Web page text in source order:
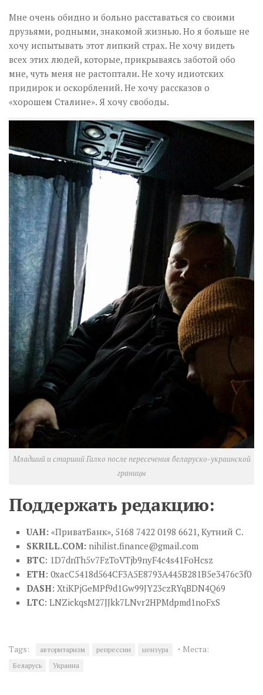
Мне очень обидно и больно расставаться со своими
друзьями, родными, знакомой жизнью. Но я больше не
хочу испытывать этот липкий страх. Не хочу видеть
всех этих людей, которые, прикрываясь заботой обо
мне, чуть меня не растоптали. Не хочу идиотских
придирок и оскорблений. Не хочу рассказов о
«хорошем Сталине». Я хочу свободы.
Младший и старший Галко после пересечения беларуско-украинской
границы
Поддержать редакцию:
UAH: «ПриватБанк», 5168 7422 0198 6621, Кутний С.
SKRILL.COM: nihilist.finance@gmail.com
BTC: 1D7dnTh5v7FzToVTjb9nyF4c4s41FoHcsz
ETH: 0xacC5418d564CF3A5E8793A445B281B5e3476c3f0
DASH: XtiKPjGeMPf9d1Gw99JY23czRYqBDN4Q69
LTC: LNZickqsM27JJkk7LNvr2HPMdpmd1noFxS
Tags: авторитаризм репрессии цензура · Места:
Беларусь Украина